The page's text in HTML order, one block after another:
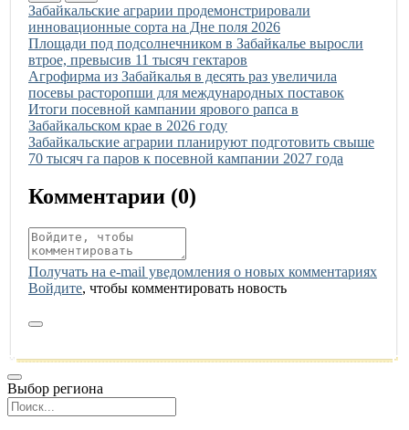
Иллюстрация новости
Забайкальские аграрии продемонстрировали
инновационные сорта на Дне поля 2026
Иллюстрация новости
Площади под подсолнечником в Забайкалье выросли
втрое, превысив 11 тысяч гектаров
Иллюстрация новости
Агрофирма из Забайкалья в десять раз увеличила
посевы расторопши для международных поставок
Иллюстрация новости
Итоги посевной кампании ярового рапса в
Забайкальском крае в 2026 году
Иллюстрация новости
Забайкальские аграрии планируют подготовить свыше
70 тысяч га паров к посевной кампании 2027 года
Комментарии (0)
Получать на e‑mail уведомления о новых комментариях
Войдите, чтобы комментировать новость
Выбор региона